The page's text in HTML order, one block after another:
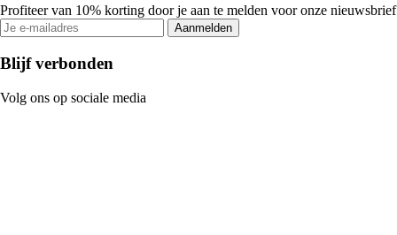
Profiteer van 10% korting door je aan te melden voor onze nieuwsbrief
Aanmelden
Blijf verbonden
Volg ons op sociale media